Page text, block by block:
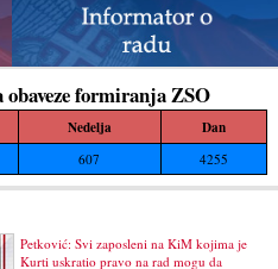
formiranja ZSO
Nedelja Dan
607 4255
Petković: Svi zaposleni na KiM kojima je
Kurti uskratio pravo na rad mogu da